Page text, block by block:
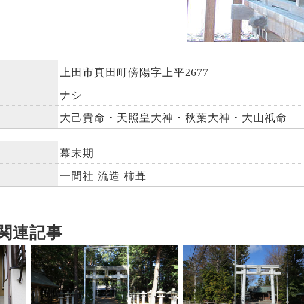
上田市真田町傍陽字上平2677
ナシ
大己貴命・天照皇大神・秋葉大神・大山祇命
幕末期
一間社 流造 柿葺
連記事